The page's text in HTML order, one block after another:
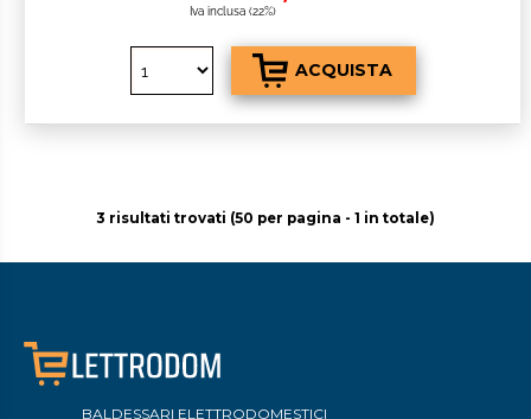
Iva inclusa (22%)
3 risultati trovati (50 per pagina - 1 in totale)
BALDESSARI ELETTRODOMESTICI